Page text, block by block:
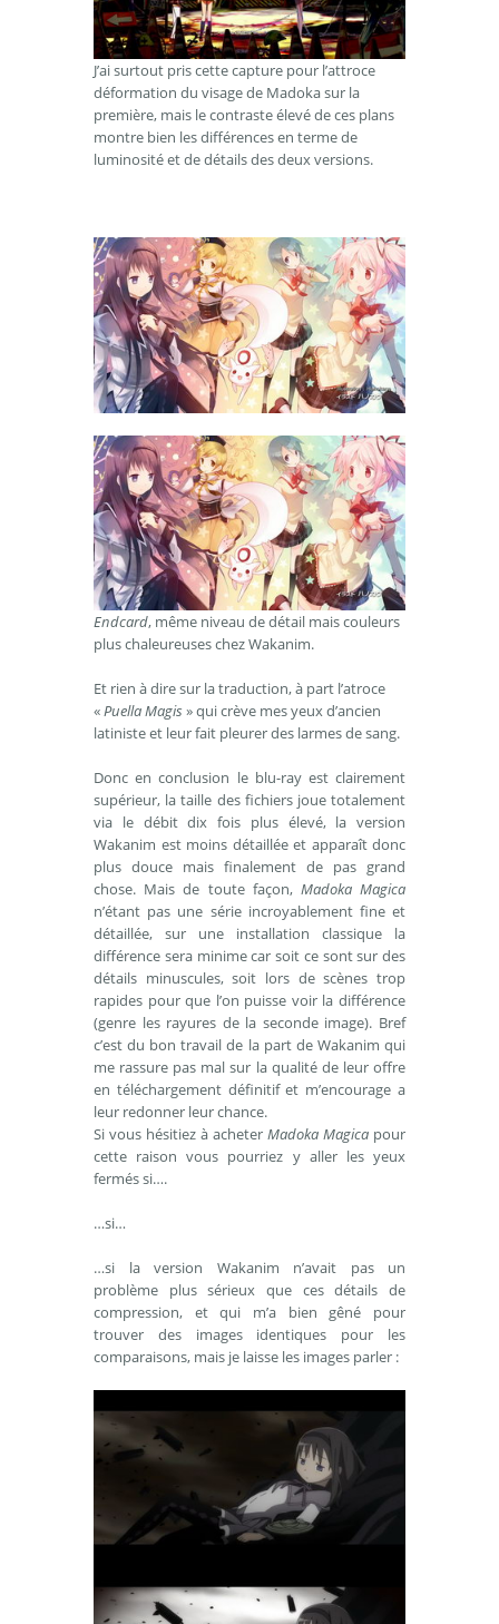
J’ai surtout pris cette capture pour l’attroce
déformation du visage de Madoka sur la
première, mais le contraste élevé de ces plans
montre bien les différences en terme de
luminosité et de détails des deux versions.
Endcard, même niveau de détail mais couleurs
plus chaleureuses chez Wakanim.
Et rien à dire sur la traduction, à part l’atroce
«Puella Magis » qui crève mes yeux d’ancien
latiniste et leur fait pleurer des larmes de sang.
Donc en conclusion le blu-ray est clairement
supérieur, la taille des fichiers joue totalement
via le débit dix fois plus élevé, la version
Wakanim est moins détaillée et apparaît donc
plus douce mais finalement de pas grand
chose. Mais de toute façon,Madoka Magica
n’étant pas une série incroyablement fine et
détaillée, sur une installation classique la
différence sera minime car soit ce sont sur des
détails minuscules, soit lors de scènes trop
rapides pour que l’on puisse voir la différence
(genre les rayures de la seconde image). Bref
c’est du bon travail de la part de Wakanim qui
me rassure pas mal sur la qualité de leur offre
en téléchargement définitif et m’encourage a
leur redonner leur chance.
Si vous hésitiez à acheter Madoka Magica pour
cette raison vous pourriez y aller les yeux
fermés si….
…si…
…si la version Wakanim n’avait pas un
problème plus sérieux que ces détails de
compression, et qui m’a bien gêné pour
trouver des images identiques pour les
comparaisons, mais je laisse les images parler :